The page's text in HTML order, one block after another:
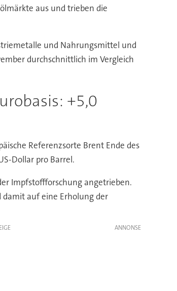
aus und trieben die
und Nahrungsmittel und
durchschnittlich im Vergleich
+5,0
Referenzsorte Brent Ende des
Dollar pro Barrel.
Impfstoffforschung angetrieben.
auf eine Erholung der